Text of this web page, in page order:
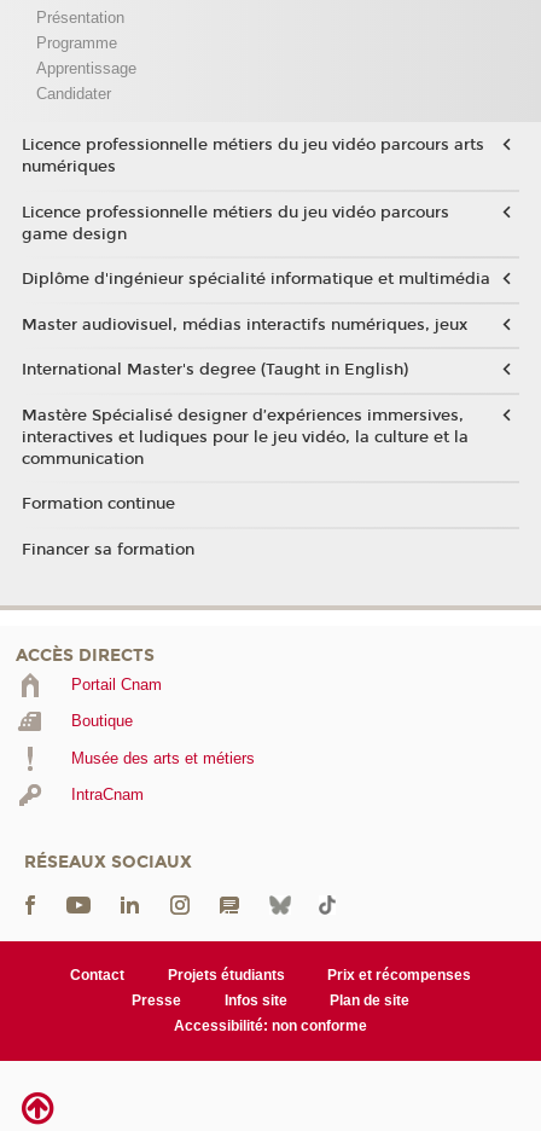
Présentation
Programme
Apprentissage
Candidater
Licence professionnelle métiers du jeu vidéo parcours arts
numériques
Licence professionnelle métiers du jeu vidéo parcours
game design
Diplôme d'ingénieur spécialité informatique et multimédia
Master audiovisuel, médias interactifs numériques, jeux
International Master's degree (Taught in English)
Mastère Spécialisé designer d’expériences immersives,
interactives et ludiques pour le jeu vidéo, la culture et la
communication
Formation continue
Financer sa formation
ACCÈS DIRECTS
Portail Cnam
Boutique
Musée des arts et métiers
IntraCnam
RÉSEAUX SOCIAUX
Contact Projets étudiants
Prix et récompenses
Presse
Infos site
Plan de site
Accessibilité: non conforme